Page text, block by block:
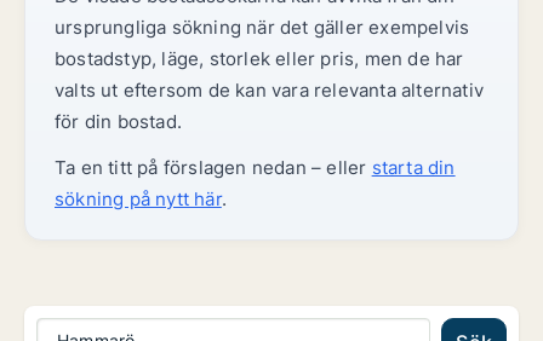
ursprungliga sökning när det gäller exempelvis
bostadstyp, läge, storlek eller pris, men de har
valts ut eftersom de kan vara relevanta alternativ
för din bostad.
Ta en titt på förslagen nedan – eller starta din
sökning på nytt här.